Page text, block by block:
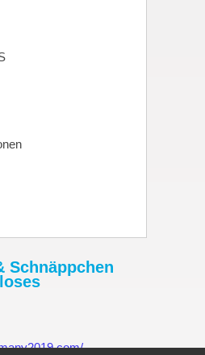
Schnäppchen